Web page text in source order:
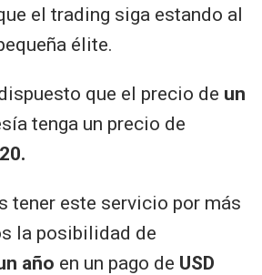
el trading siga estando al
élite.
que el precio de un
tenga un precio de
.
tener este servicio por más
la posibilidad de
año en un pago de USD